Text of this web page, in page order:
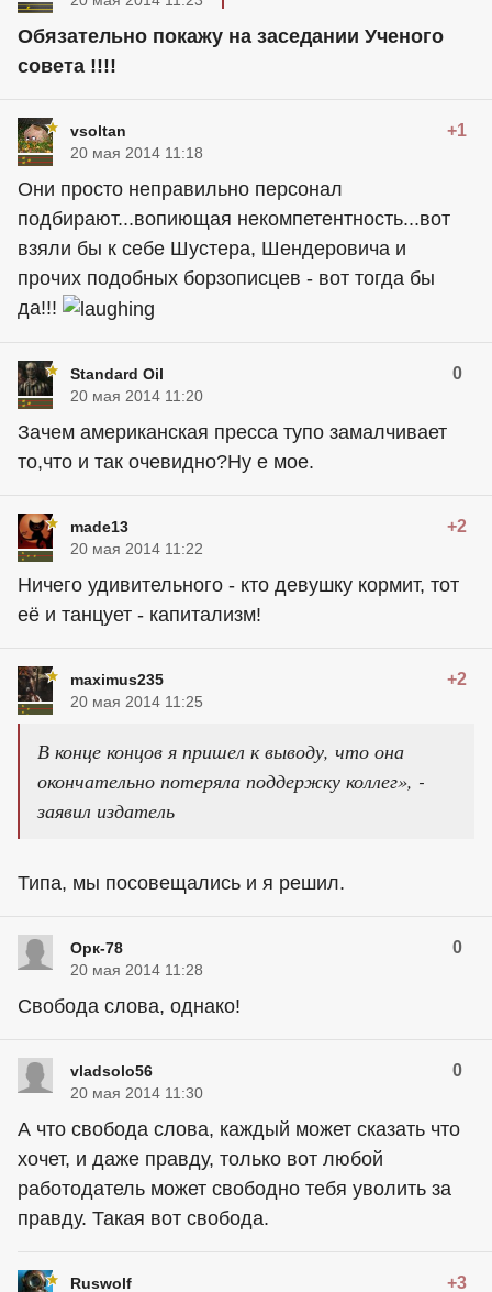
Обязательно покажу на заседании Ученого
совета !!!!
vsoltan +1
20 мая 2014 11:18
Они просто неправильно персонал
подбирают...вопиющая некомпетентность...вот
взяли бы к себе Шустера, Шендеровича и
прочих подобных борзописцев - вот тогда бы
да!!!
Standard Oil 0
20 мая 2014 11:20
Зачем американская пресса тупо замалчивает
то,что и так очевидно?Ну е мое.
made13 +2
20 мая 2014 11:22
Ничего удивительного - кто девушку кормит, тот
её и танцует - капитализм!
maximus235 +2
20 мая 2014 11:25
В конце концов я пришел к выводу, что она
окончательно потеряла поддержку коллег», -
заявил издатель
Типа, мы посовещались и я решил.
Орк-78 0
20 мая 2014 11:28
Свобода слова, однако!
vladsolo56 0
20 мая 2014 11:30
А что свобода слова, каждый может сказать что
хочет, и даже правду, только вот любой
работодатель может свободно тебя уволить за
правду. Такая вот свобода.
Ruswolf +3